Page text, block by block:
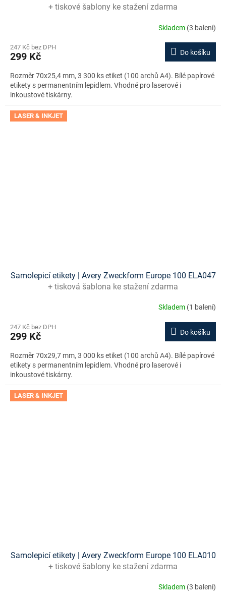
+ tiskové šablony ke stažení zdarma
Skladem (3 balení)
247 Kč bez DPH
299 Kč Do košíku
Rozměr 70x25,4 mm, 3 300 ks etiket (100 archů A4). Bílé papírové
etikety s permanentním lepidlem. Vhodné pro laserové i
inkoustové tiskárny.
LASER & INKJET
Samolepicí etikety | Avery Zweckform Europe 100 ELA047
+ tisková šablona ke stažení zdarma
Skladem (1 balení)
247 Kč bez DPH
299 Kč Do košíku
Rozměr 70x29,7 mm, 3 000 ks etiket (100 archů A4). Bílé papírové
etikety s permanentním lepidlem. Vhodné pro laserové i
inkoustové tiskárny.
LASER & INKJET
Samolepicí etikety | Avery Zweckform Europe 100 ELA010
+ tiskové šablony ke stažení zdarma
Skladem (3 balení)